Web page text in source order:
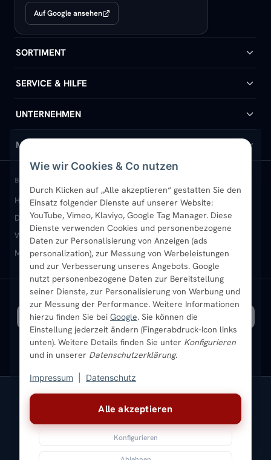
Alle akzeptieren
Konfigurieren
Wie wir Cookies & Co nutzen
Durch Klicken auf „Alle akzeptieren“ gestatten Sie den
Einsatz folgender Dienste auf unserer Website:
YouTube, Vimeo, Klaviyo, Google Tag Manager. Diese
Dienste verwenden Cookies und personenbezogene
Daten zur Personalisierung von Anzeigen (ads
personalization), zur Messung von Werbeleistungen
und zur Verbesserung unseres Angebots. Google
nutzt personenbezogene Daten zur Bereitstellung
seiner Dienste, zur Personalisierung von Werbung und
zur Messung der Performance. Weitere Informationen
hierzu finden Sie bei Google. Sie können die
Einstellung jederzeit ändern (Fingerabdruck-Icon links
unten). Weitere Details finden Sie unter Konfigurieren
und in unserer Datenschutzerklärung.
Impressum Datenschutz
Auf Google ansehen
SORTIMENT
Badheizkörper
Handtuchheizkörper
Design-Heizkörper
Paneelheizkörper
Vertikal-Heizkörper
Heizkörper-Zubehör
SERVICE & HILFE
Hilfe & Kontakt
Versand & Lieferung
Rückgabe & Widerruf
Garantie & Gewährleistung
Montageservice vor Ort
Sendung verfolgen
UNTERNEHMEN
Wir über uns
Standort & Abholung Jüchen
B2B-Kunden
Karriere
Ratgeber
Bestpreisgarantie
MEIN KONTO
Anmelden / Mein Konto
Merkliste
Newsletter
Aktuelle Angebote
BELIEBTE KATEGORIEN
Heizkörper kaufenBadheizkörperHandtuchheizkörper
Design-HeizkörperPaneelheizkörperVertikal-Heizkörper
Wandheizkörper Wohnraum-Heizkörper Badheizkörper Schwarz
Mischbetrieb-HeizkörperHeizkörper-ZubehörAktuelle Angebote
SICHERE ZAHLUNG VERSAND MIT
* Alle Preise inkl. gesetzlicher USt. |Kostenloser Versand
ImpressumDatenschutzAGBWiderrufsbelehrungVersandkosten
BatteriegesetzSitemap